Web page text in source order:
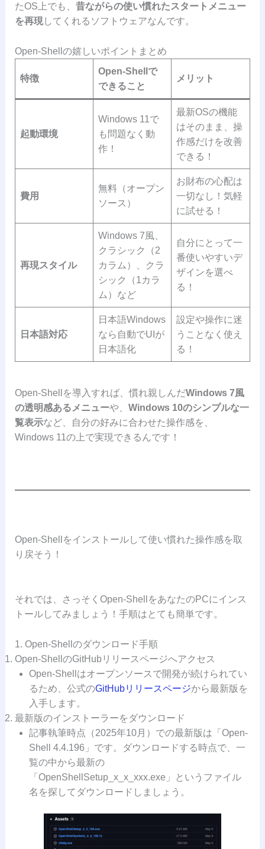
たOS上でも、 昔ながらの使い慣れたスタートメニュー
を再現してくれるソフトウェアなんです。
Open-Shellの嬉しいポイントまとめ
特徴
Open-Shellで
できること
メリット
起動環境
Windows 11で
も問題なく動
作！
最新OSの機能
はそのまま、操
作感だけを改善
できる！
費用
無料（オープン
ソース）
お財布の心配は
一切なし！気軽
に試せる！
再現スタイル
Windows 7風、
クラシック（2
カラム）、クラ
シック（1カラ
ム）など
自分にとって一
番使いやすいデ
ザインを選べ
る！
日本語対応
日本語Windows
なら自動でUIが
日本語化
設定や操作に迷
うことなく使え
る！
Open-Shellを導入すれば、慣れ親しんだWindows 7風
の透明感あるメニューや、 Windows 10のシンプルな一
覧表示など、自分の好みに合わせた操作感を、
Windows 11の上で実現できるんです！
Open-Shellをインストールして使い慣れた操作感を取
り戻そう！
それでは、さっそくOpen-ShellをあなたのPCにインス
トールしてみましょう！手順はとても簡単です。
1. Open-Shellのダウンロード手順
Open-ShellのGitHubリリースページへアクセス
Open-Shellはオープンソースで開発が続けられてい
るため、公式のGitHubリリースページから最新版を
入手します。
最新版のインストーラーをダウンロード
記事執筆時点（2025年10月）での最新版は「Open-
Shell 4.4.196」です。ダウンロードする時点で、一
覧の中から最新の
「OpenShellSetup_x_x_xxx.exe」というファイル
名を探してダウンロードしましょう。